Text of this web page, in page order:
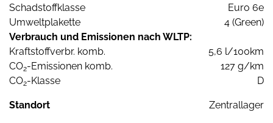
Schadstoffklasse
Euro 6e
Umweltplakette
4 (Green)
Verbrauch und Emissionen nach WLTP:
Kraftstoffverbr. komb.
5,6 l/100km
CO2-Emissionen komb.
127 g/km
CO2-Klasse D
Standort Zentrallager